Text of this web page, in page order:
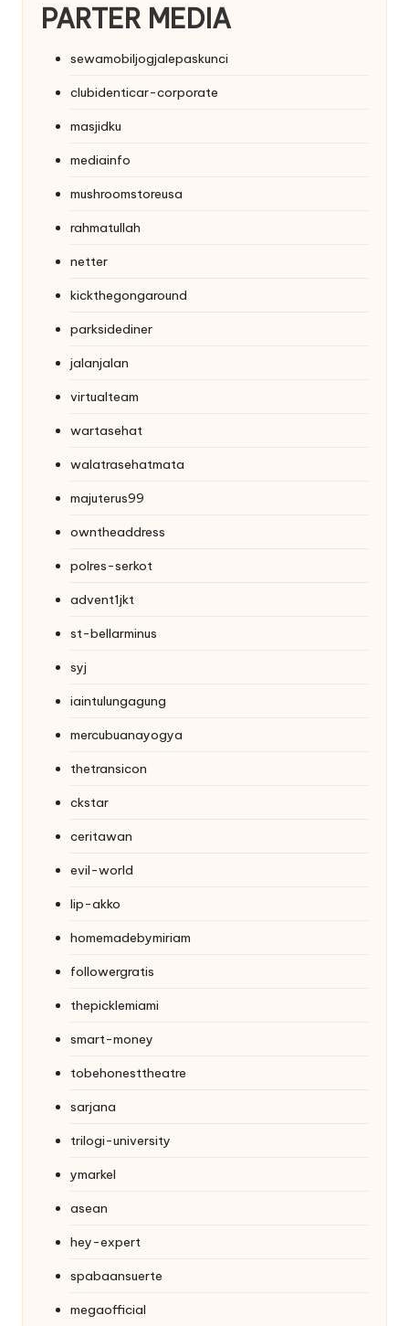
PARTER MEDIA
sewamobiljogjalepaskunci
clubidenticar-corporate
masjidku
mediainfo
mushroomstoreusa
rahmatullah
netter
kickthegongaround
parksidediner
jalanjalan
virtualteam
wartasehat
walatrasehatmata
majuterus99
owntheaddress
polres-serkot
advent1jkt
st-bellarminus
syj
iaintulungagung
mercubuanayogya
thetransicon
ckstar
ceritawan
evil-world
lip-akko
homemadebymiriam
followergratis
thepicklemiami
smart-money
tobehonesttheatre
sarjana
trilogi-university
ymarkel
asean
hey-expert
spabaansuerte
megaofficial